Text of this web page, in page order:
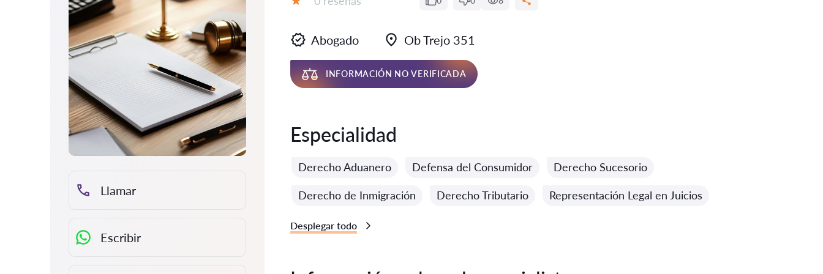
Llamar
Escribir
Abogado Ob Trejo 351
INFORMACIÓN NO VERIFICADA
Especialidad
Derecho Aduanero Defensa del Consumidor Derecho Sucesorio
Derecho de Inmigración Derecho Tributario Representación Legal en Juicios
Desplegar todo